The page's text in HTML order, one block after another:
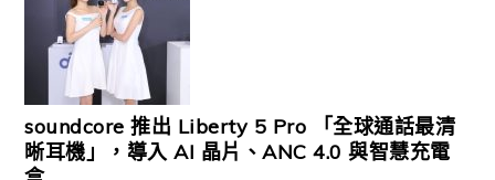
soundcore 推出 Liberty 5 Pro 「全球通話最清
晰耳機」，導入 AI 晶片、ANC 4.0 與智慧充電